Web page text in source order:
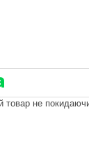
товар не